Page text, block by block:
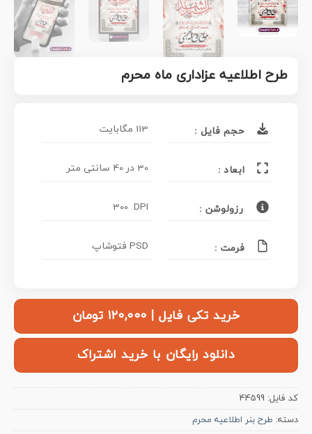
طرح اطلاعیه عزاداری ماه محرم
حجم فایل : 113 مگابایت
ابعاد : 30 در 40 سانتی متر
رزولوشن : 300 DPI
فرمت : PSD فتوشاپ
خرید تکی فایل | ۱۲۰,۰۰۰ تومان
دانلود رایگان با خرید اشتراک
کد فایل: 44599
دسته: طرح بنر اطلاعیه محرم